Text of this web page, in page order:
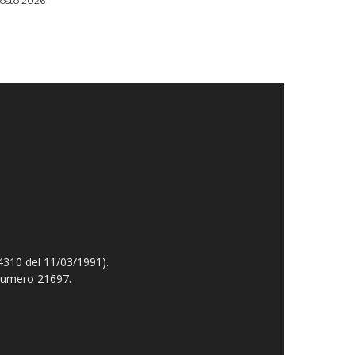
del 11/03/1991).
21697.